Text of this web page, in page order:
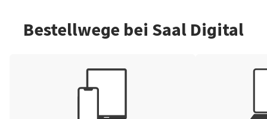
Bestellwege bei Saal Digital